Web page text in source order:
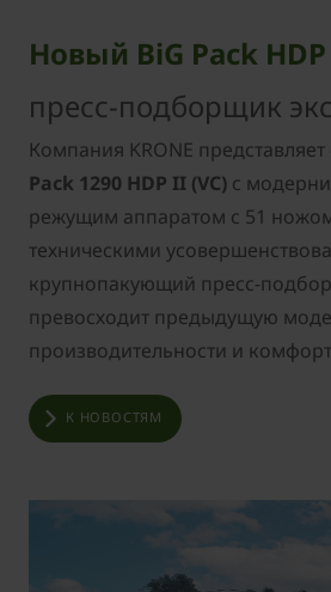
Новый BiG Pack
пресс-подборщик
Компания KRONE
Pack 1290 HDP II (VC) с
режущим аппаратом с 51
техническими
крупнопакующий пресс-
превосходит предыдущую
производительности и
К НОВОСТЯМ